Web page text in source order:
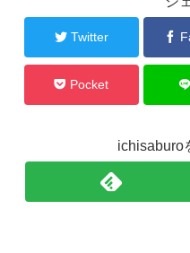
Twitter
Pocket
ichisaburo